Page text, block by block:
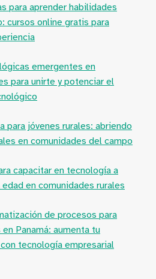
para aprender habilidades
cursos online gratis para
emergentes en
para unirte y potenciar el
para jóvenes rurales: abriendo
en comunidades del campo
capacitar en tecnología a
en comunidades rurales
de procesos para
Panamá: aumenta tu
tecnología empresarial